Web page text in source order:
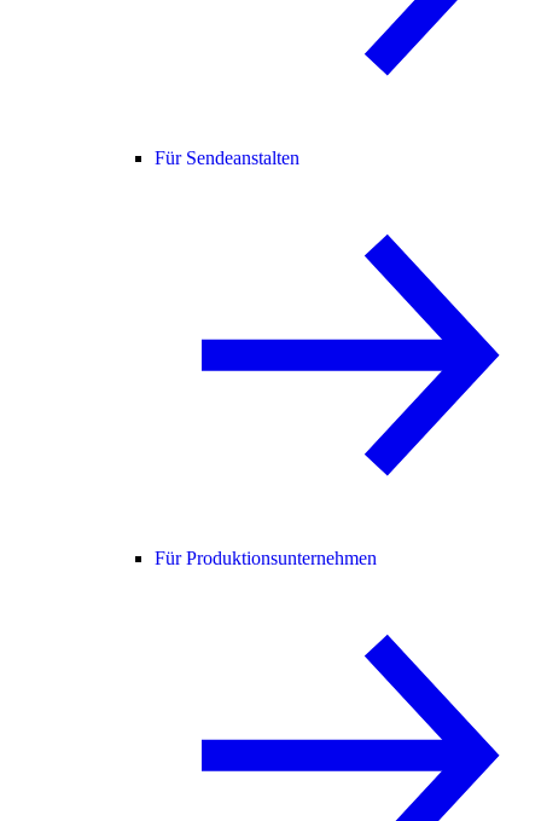
Für Sendeanstalten
Für Produktionsunternehmen